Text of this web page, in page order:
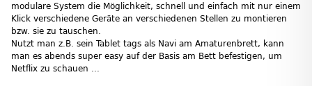
modulare System die Möglichkeit, schnell und einfach mit nur einem
Klick verschiedene Geräte an verschiedenen Stellen zu montieren
bzw. sie zu tauschen.
Nutzt man z.B. sein Tablet tags als Navi am Amaturenbrett, kann
man es abends super easy auf der Basis am Bett befestigen, um
Netflix zu schauen ...